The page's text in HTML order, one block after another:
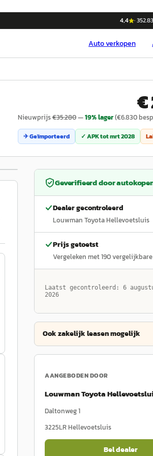
4,4 ·
Autoverkopen
€
Nieuwprijs€35.280—19% lager(€6.830
✈ Geïmporteerd ✓ APK totmrt 2028
Geverifieerd door
Dealer gecontroleerd
Louwman Toyota Hellevoetsluis
Prijs getoetst
Vergeleken met190
Laatst gecontroleerd: 6
2026
Ook zakelijk leasen mogelijk
AANGEBODEN DOOR
Louwman Toyota
Daltonweg 1
3225LRHellevoetsluis
Bel dealer